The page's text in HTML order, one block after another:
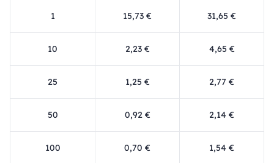
1 15,73 € 31,65 €
10 2,23 € 4,65 €
25 1,25 € 2,77 €
50 0,92 € 2,14 €
100 0,70 € 1,54 €